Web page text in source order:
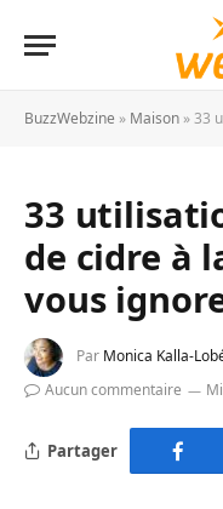
BuzzWebzine » Maison »33
33
de cidre à
vous
Par Monica Kalla-
Aucun commentaire
Partager